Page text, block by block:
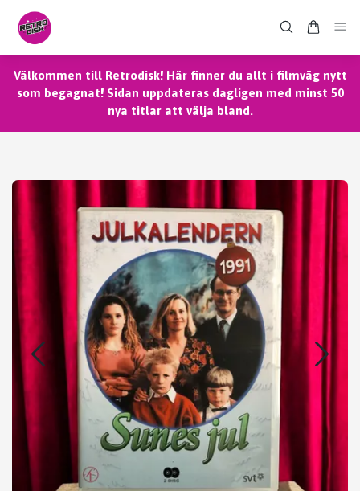
Välkommen till Retrodisk! Här finner du allt i filmväg nytt
som begagnat! Sidan uppdateras dagligen med minst 50
nya titlar att välja bland.